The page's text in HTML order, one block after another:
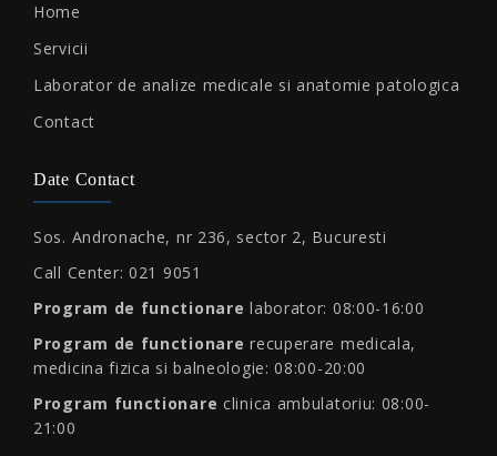
Home
Servicii
Laborator de analize medicale si anatomie patologica
Contact
Date Contact
Sos. Andronache, nr 236, sector 2, Bucuresti
Call Center: 021 9051
Program de functionare laborator: 08:00-16:00
Program de functionare recuperare medicala,
medicina fizica si balneologie: 08:00-20:00
Program functionare clinica ambulatoriu: 08:00-
21:00